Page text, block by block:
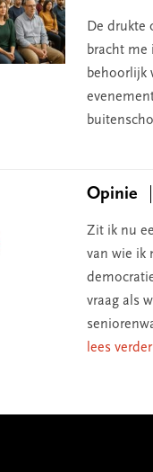
De drukte
bracht me
behoorlijk
Opinie
Zit ik nu
van wie ik
vraag als
lees verder